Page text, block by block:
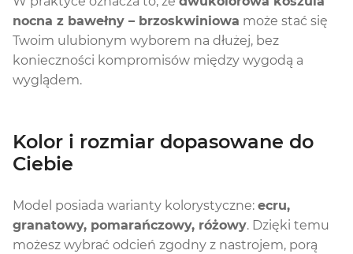
nocna z bawełny – brzoskwiniowa może stać się
Twoim ulubionym wyborem na dłużej, bez
konieczności kompromisów między wygodą a
wyglądem.
Kolor i rozmiar dopasowane do
Ciebie
Model posiada warianty kolorystyczne: ecru,
granatowy, pomarańczowy, różowy. Dzięki temu
możesz wybrać odcień zgodny z nastrojem, porą